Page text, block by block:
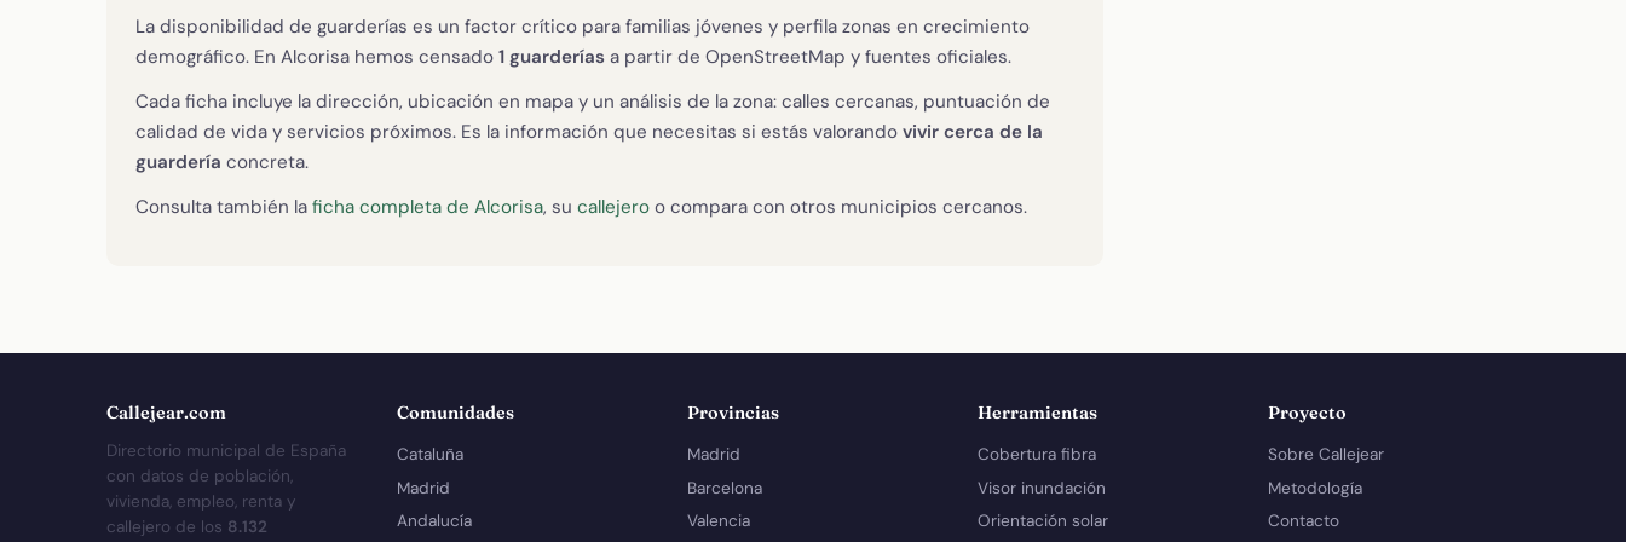
La disponibilidad de guarderías es un factor crítico para familias jóvenes y perfila zonas en crecimiento
demográfico. En Alcorisa hemos censado 1 guarderías a partir de OpenStreetMap y fuentes oficiales.
Cada ficha incluye la dirección, ubicación en mapa y un análisis de la zona: calles cercanas, puntuación de
calidad de vida y servicios próximos. Es la información que necesitas si estás valorando vivir cerca de la
guardería concreta.
Consulta también la ficha completa de Alcorisa, su callejero o compara con otros municipios cercanos.
Callejear.com
Directorio municipal de España
con datos de población,
vivienda, empleo, renta y
callejero de los 8.132
Comunidades
Cataluña
Madrid
Andalucía
Provincias
Madrid
Barcelona
Valencia
Herramientas
Cobertura fibra
Visor inundación
Orientación solar
Proyecto
Sobre Callejear
Metodología
Contacto